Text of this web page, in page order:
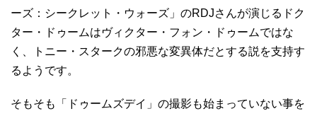
ーズ：シークレット・ウォーズ」のRDJさんが演じるドク
ター・ドゥームはヴィクター・フォン・ドゥームではな
く、トニー・スタークの邪悪な変異体だとする説を支持す
るようです。
そもそも「ドゥームズデイ」の撮影も始まっていない事を